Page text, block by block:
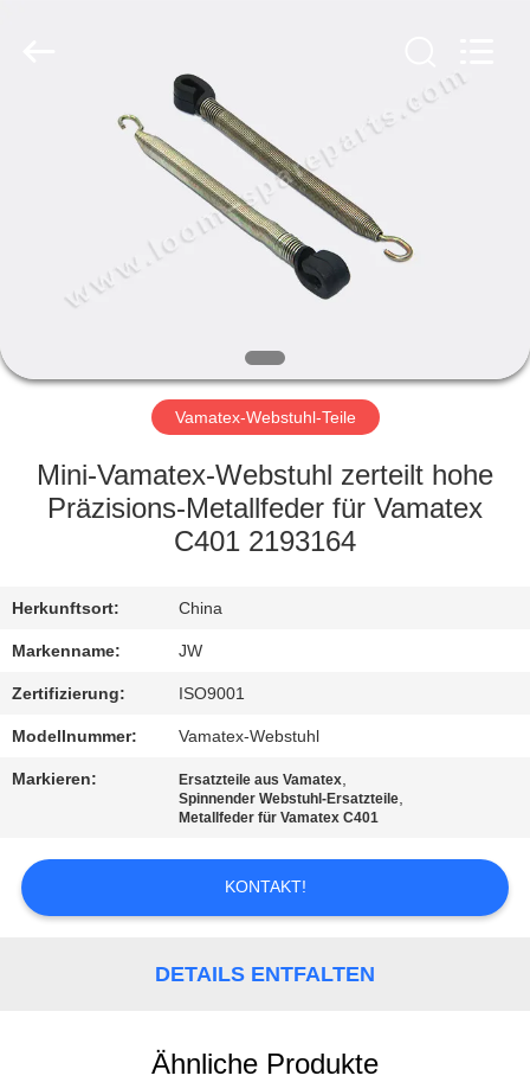
STARTSEITE
PRODUKTE
ÜBER
UNS
FABRIK
QUALITÄTSKONTROLLE
NACHRICHTEN
REFERENZEN
PRIVACY
POLICY
Vamatex-Webstuhl-Teile
Mini-Vamatex-Webstuhl zerteilt hohe
Präzisions-Metallfeder für Vamatex
C401 2193164
Herkunftsort: China
Markenname: JW
Zertifizierung: ISO9001
Modellnummer: Vamatex-Webstuhl
Markieren: Ersatzteile aus Vamatex,
Spinnender Webstuhl-Ersatzteile,
Metallfeder für Vamatex C401
KONTAKT!
DETAILS ENTFALTEN
Ähnliche Produkte